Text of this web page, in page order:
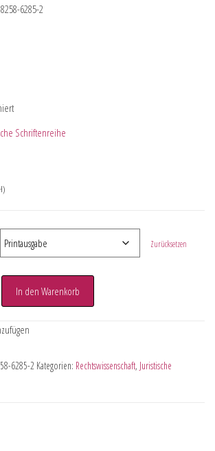
6285-2
Schriftenreihe
Zurücksetzen
In den Warenkorb
6285-2 Kategorien: Rechtswissenschaft, Juristische